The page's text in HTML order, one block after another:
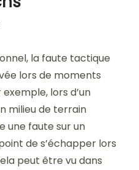
la faute tactique
lors de moments
lors d’un
milieu de terrain
une faute sur un
de s’échapper lors
peut être vu dans